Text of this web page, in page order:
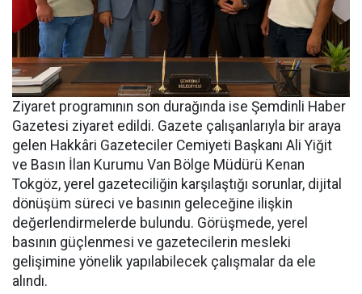
Ziyaret programının son durağında ise Şemdinli Haber
Gazetesi ziyaret edildi. Gazete çalışanlarıyla bir araya
gelen Hakkâri Gazeteciler Cemiyeti Başkanı Ali Yiğit
ve Basın İlan Kurumu Van Bölge Müdürü Kenan
Tokgöz, yerel gazeteciliğin karşılaştığı sorunlar, dijital
dönüşüm süreci ve basının geleceğine ilişkin
değerlendirmelerde bulundu. Görüşmede, yerel
basının güçlenmesi ve gazetecilerin mesleki
gelişimine yönelik yapılabilecek çalışmalar da ele
alındı.